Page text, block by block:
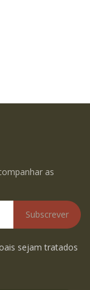
as
Subscrever
sejam tratados